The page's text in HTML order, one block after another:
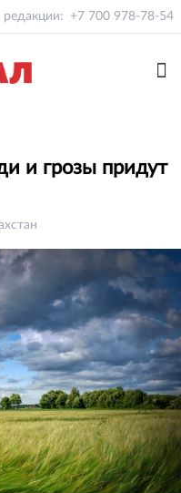
редакции: +7 700 978-78-54
и грозы придут